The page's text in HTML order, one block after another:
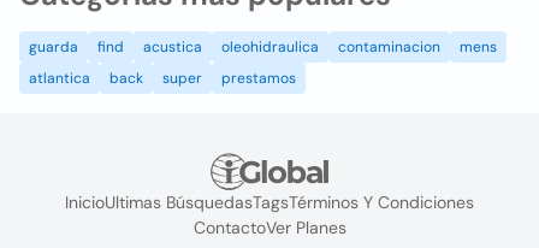
guarda find acustica oleohidraulica contaminacion
mens
atlantica
back super prestamos
InicioUltimas BúsquedasTagsTérminos Y Condiciones
ContactoVer Planes